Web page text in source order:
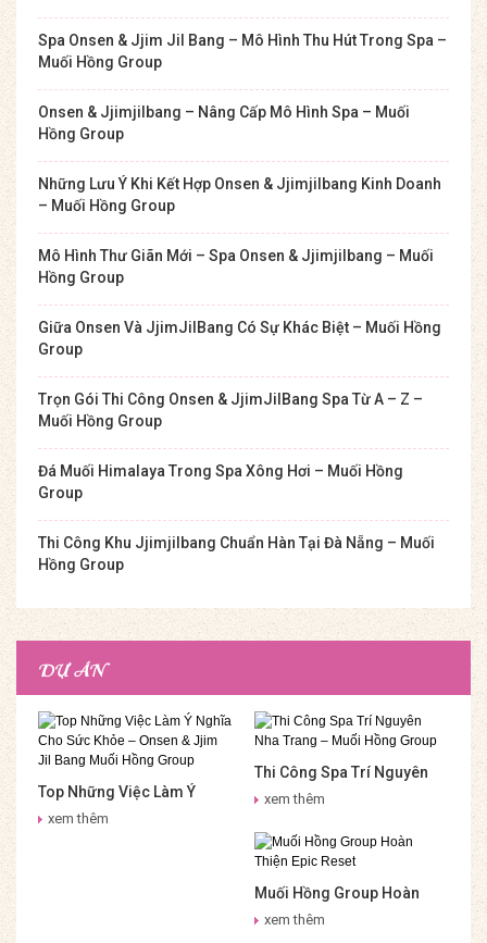
Spa Onsen & Jjim Jil Bang – Mô Hình Thu Hút Trong Spa –
Muối Hồng Group
Onsen & Jjimjilbang – Nâng Cấp Mô Hình Spa – Muối
Hồng Group
Những Lưu Ý Khi Kết Hợp Onsen & Jjimjilbang Kinh Doanh
– Muối Hồng Group
Mô Hình Thư Giãn Mới – Spa Onsen & Jjimjilbang – Muối
Hồng Group
Giữa Onsen Và JjimJilBang Có Sự Khác Biệt – Muối Hồng
Group
Trọn Gói Thi Công Onsen & JjimJilBang Spa Từ A – Z –
Muối Hồng Group
Đá Muối Himalaya Trong Spa Xông Hơi – Muối Hồng
Group
Thi Công Khu Jjimjilbang Chuẩn Hàn Tại Đà Nẵng – Muối
Hồng Group
DỰ ÁN
Top Những Việc Làm Ý
Nghĩa Cho Sức Khỏe –
xem thêm
Thi Công Spa Trí Nguyên
Nha Trang – Muối Hồng
xem thêm
Muối Hồng Group Hoàn
Thiện Epic Reset
xem thêm